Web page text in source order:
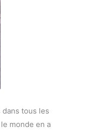
tous les
monde en a